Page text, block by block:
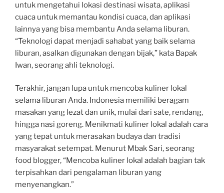
untuk mengetahui lokasi destinasi wisata, aplikasi
cuaca untuk memantau kondisi cuaca, dan aplikasi
lainnya yang bisa membantu Anda selama liburan.
“Teknologi dapat menjadi sahabat yang baik selama
liburan, asalkan digunakan dengan bijak,” kata Bapak
Iwan, seorang ahli teknologi.
Terakhir, jangan lupa untuk mencoba kuliner lokal
selama liburan Anda. Indonesia memiliki beragam
masakan yang lezat dan unik, mulai dari sate, rendang,
hingga nasi goreng. Menikmati kuliner lokal adalah cara
yang tepat untuk merasakan budaya dan tradisi
masyarakat setempat. Menurut Mbak Sari, seorang
food blogger, “Mencoba kuliner lokal adalah bagian tak
terpisahkan dari pengalaman liburan yang
menyenangkan.”